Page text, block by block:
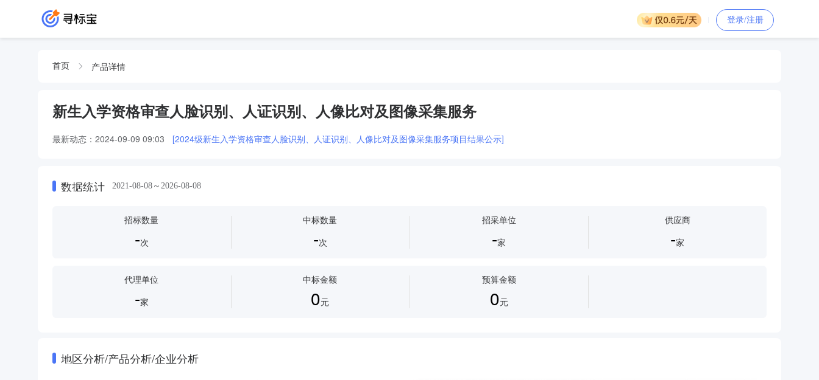
登录/注册
首页 产品详情
新生入学资格审查人脸识别、人证识别、人像比对及图像采集服务
最新动态： 2024-09-09 09:03 [2024级新生入学资格审查人脸识别、人证识别、人像比对及图像采集服务项目结果公示]
数据统计 2021-08-08～2026-08-08
招标数量
-次
中标数量
-次
招采单位
-家
供应商
-家
代理单位
-家
中标金额
0元
预算金额
0元
地区分析/产品分析/企业分析